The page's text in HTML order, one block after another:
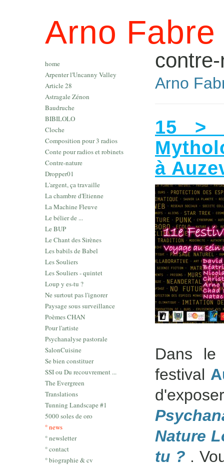
Arno Fabre
home
Arpenter l'Uncanny Valley
Article 28
Astragale Zénon
Baudruche
BIBILOLO
Cloche
Composition pour 3 radios
Conte pour radios et robinets
Contre-nature
Dropper01
L'argent, ça travaille
La chambre d'Etienne
La Machine Fleuve
Le bélier de ...
Le BUP
Le Chant des Sirènes
Les babils de Babel
Les Souliers
Les Souliers - quintet
Loup y es-tu ?
Ne surtout pas l'ignorer
Paysage sous surveillance
Poèmes CHAN
Pour l'artiste
Psychanalyse pastorale
SalonCuisine
Se bien constituer
SSI ou Du recouvrement ...
The Evergreen
Translations
Tunning Landscape #1
5000 soles de oro
° news
° newsletter
° contact
° biographie & cv
Arno
15 >
à
Dans
festival
Nature
tu ? .